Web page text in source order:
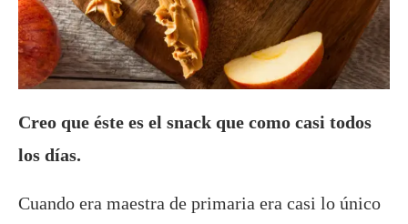
Creo que éste es el snack que como casi todos
los días.
Cuando era maestra de primaria era casi lo único